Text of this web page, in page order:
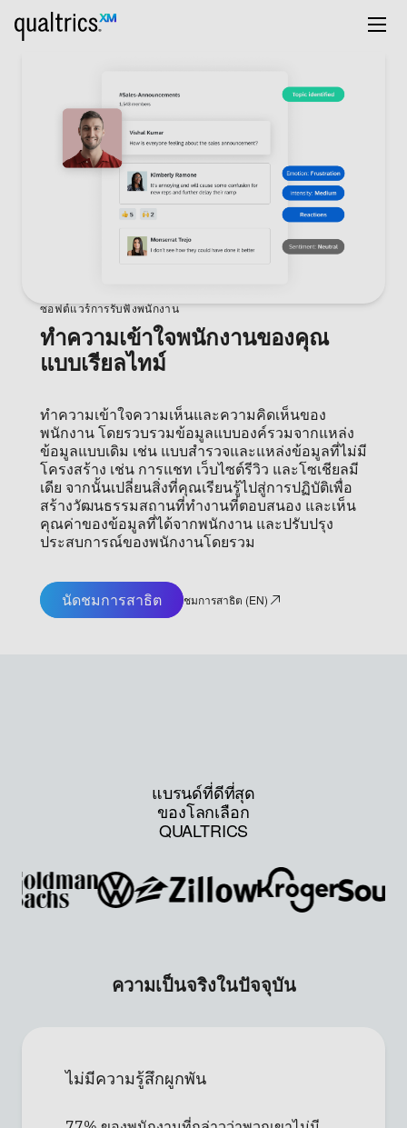
ซอฟต์แวร์การรับฟังพนักงาน
ทำความเข้าใจพนักงานของคุณ
แบบเรียลไทม์
ทำความเข้าใจความเห็นและความคิดเห็นของ
พนักงาน โดยรวบรวมข้อมูลแบบองค์รวมจากแหล่ง
ข้อมูลแบบเดิม เช่น แบบสำรวจและแหล่งข้อมูลที่ไม่มี
โครงสร้าง เช่น การแชท เว็บไซต์รีวิว และโซเชียลมี
เดีย จากนั้นเปลี่ยนสิ่งที่คุณเรียนรู้ไปสู่การปฏิบัติเพื่อ
สร้างวัฒนธรรมสถานที่ทำงานที่ตอบสนอง และเห็น
คุณค่าของข้อมูลที่ได้จากพนักงาน และปรับปรุง
ประสบการณ์ของพนักงานโดยรวม
นัดชมการสาธิต ชมการสาธิต (EN)
แบรนด์ที่ดีที่สุด
ของโลกเลือก
QUALTRICS
ความเป็นจริงในปัจจุบัน
ไม่มีความรู้สึกผูกพัน